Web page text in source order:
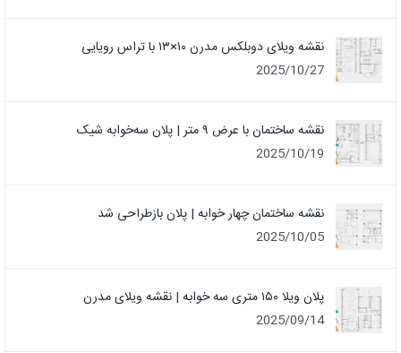
نقشه ویلای دوبلکس مدرن ۱۰×۱۳ با تراس رویایی
2025/10/27
نقشه ساختمان با عرض ۹ متر | پلان سه‌خوابه شیک
2025/10/19
نقشه ساختمان چهار خوابه | پلان بازطراحی شد
2025/10/05
پلان ویلا ۱۵۰ متری سه خوابه | نقشه ویلای مدرن
2025/09/14